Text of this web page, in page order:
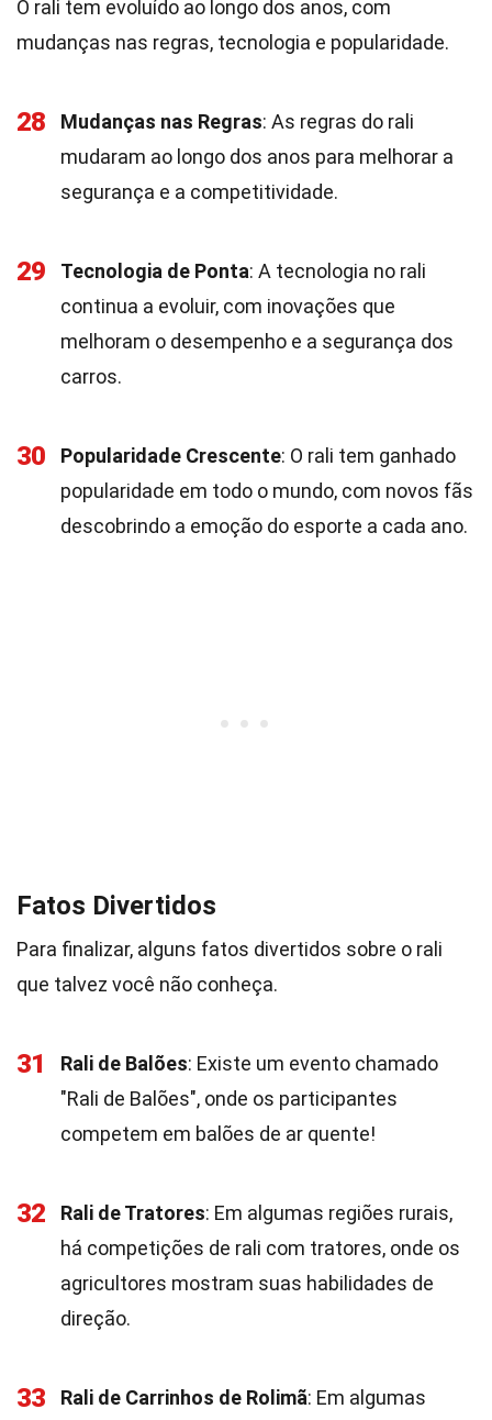
O rali tem evoluído ao longo dos anos, com
mudanças nas regras, tecnologia e popularidade.
28 Mudanças nas Regras: As regras do rali
mudaram ao longo dos anos para melhorar a
segurança e a competitividade.
29 Tecnologia de Ponta: A tecnologia no rali
continua a evoluir, com inovações que
melhoram o desempenho e a segurança dos
carros.
30 Popularidade Crescente: O rali tem ganhado
popularidade em todo o mundo, com novos fãs
descobrindo a emoção do esporte a cada ano.
Fatos Divertidos
Para finalizar, alguns fatos divertidos sobre o rali
que talvez você não conheça.
31 Rali de Balões: Existe um evento chamado
"Rali de Balões", onde os participantes
competem em balões de ar quente!
32 Rali de Tratores: Em algumas regiões rurais,
há competições de rali com tratores, onde os
agricultores mostram suas habilidades de
direção.
33 Rali de Carrinhos de Rolimã: Em algumas